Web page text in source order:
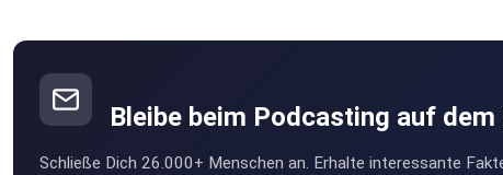
Bleibe beim Podcasting auf dem
Schließe Dich 26.000+ Menschen an. Erhalte interessante